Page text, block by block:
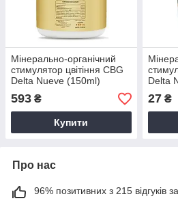
Мінерально-органічний
стимулятор цвітіння CBG
Delta Nueve (150ml)
593 ₴
Купити
Delta
27₴
Про нас
96% позитивних з 215 відгуків